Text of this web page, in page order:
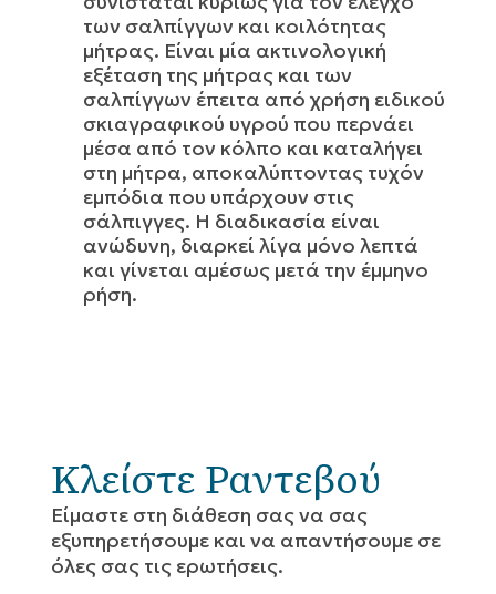
των σαλπίγγων και κοιλότητας
μήτρας. Είναι μία ακτινολογική
εξέταση της μήτρας και των
σαλπίγγων έπειτα από χρήση ειδικού
σκιαγραφικού υγρού που περνάει
μέσα από τον κόλπο και καταλήγει
στη μήτρα, αποκαλύπτοντας τυχόν
εμπόδια που υπάρχουν στις
σάλπιγγες. Η διαδικασία είναι
ανώδυνη, διαρκεί λίγα μόνο λεπτά
και γίνεται αμέσως μετά την έμμηνο
ρήση.
Κλείστε Ραντεβού
Eίμαστε στη διάθεση σας να σας
εξυπηρετήσουμε και να απαντήσουμε σε
όλες σας τις ερωτήσεις.